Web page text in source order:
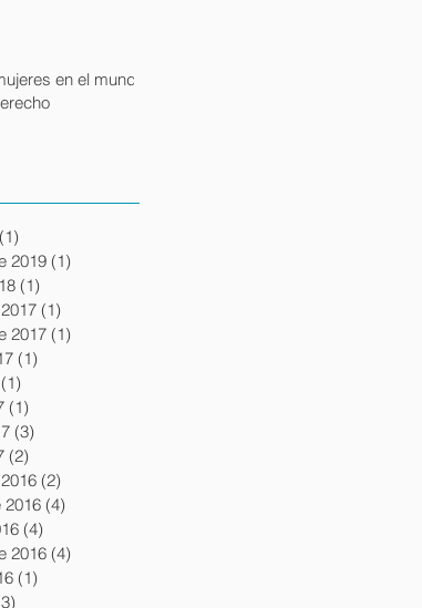
en el mundo
(1)
2019 (1)
(1)
(1)
2017 (1)
(1)
(1)
(1)
(3)
(2)
(2)
2016 (4)
(4)
2016 (4)
(1)